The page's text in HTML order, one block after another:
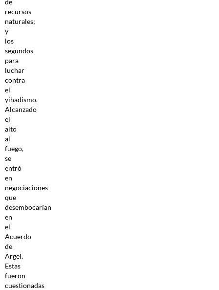
recursos
naturales;
y
los
segundos
para
luchar
contra
el
yihadismo.
Alcanzado
el
alto
al
fuego,
se
entró
en
negociaciones
que
desembocarían
en
el
Acuerdo
de
Argel.
Estas
fueron
cuestionadas